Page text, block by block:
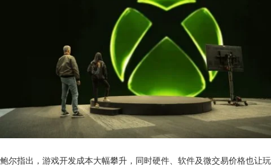
鲍尔指出，游戏开发成本大幅攀升，同时硬件、软件及微交易价格也让玩